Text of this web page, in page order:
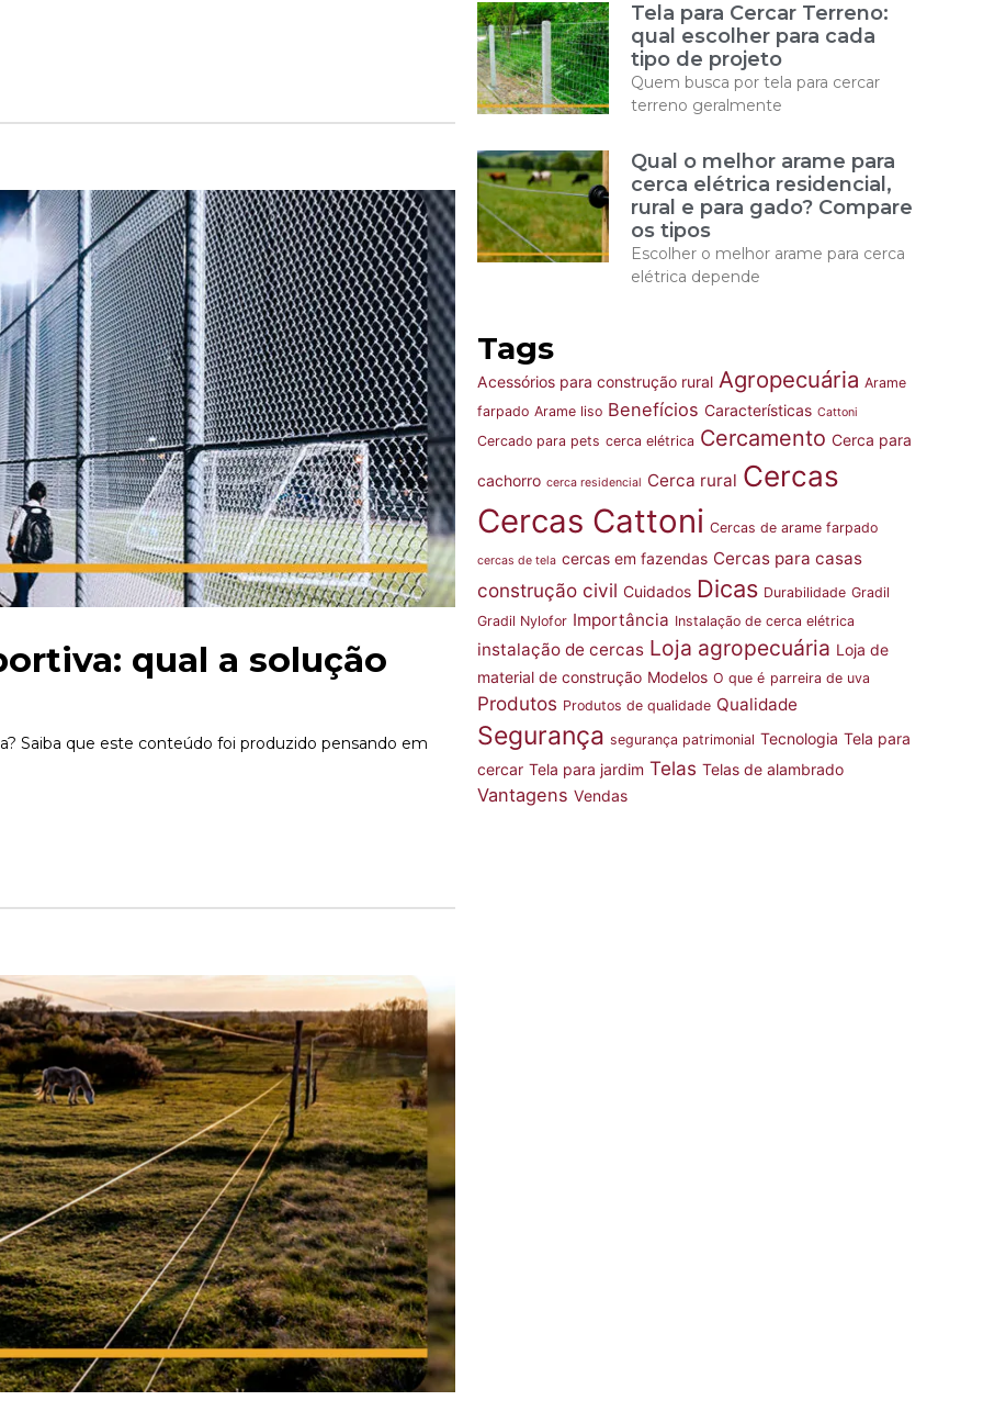
qual a solução
Saiba que este conteúdo foi produzido pensando em
Tela para Cercar Terreno:
qual escolher para cada
tipo de projeto
Quem busca por tela para cercar
terreno geralmente
Qual o melhor arame para
cerca elétrica residencial,
rural e para gado? Compare
os tipos
Escolher o melhor arame para cerca
elétrica depende
Tags
Acessórios para construção rural Agropecuária Arame
farpado Arame liso Benefícios Características Cattoni
Cercado para pets cerca elétrica Cercamento Cerca para
cachorro cerca residencial Cerca rural Cercas
Cercas Cattoni Cercas de arame farpado
cercas de tela cercas em fazendas Cercas para casas
construção civil Cuidados Dicas Durabilidade Gradil
Gradil Nylofor Importância Instalação de cerca elétrica
instalação de cercas Loja agropecuária Loja de
material de construção Modelos O que é parreira de uva
Produtos Produtos de qualidade Qualidade
Segurança segurança patrimonial Tecnologia Tela para
cercar Tela para jardim Telas Telas de alambrado
Vantagens Vendas